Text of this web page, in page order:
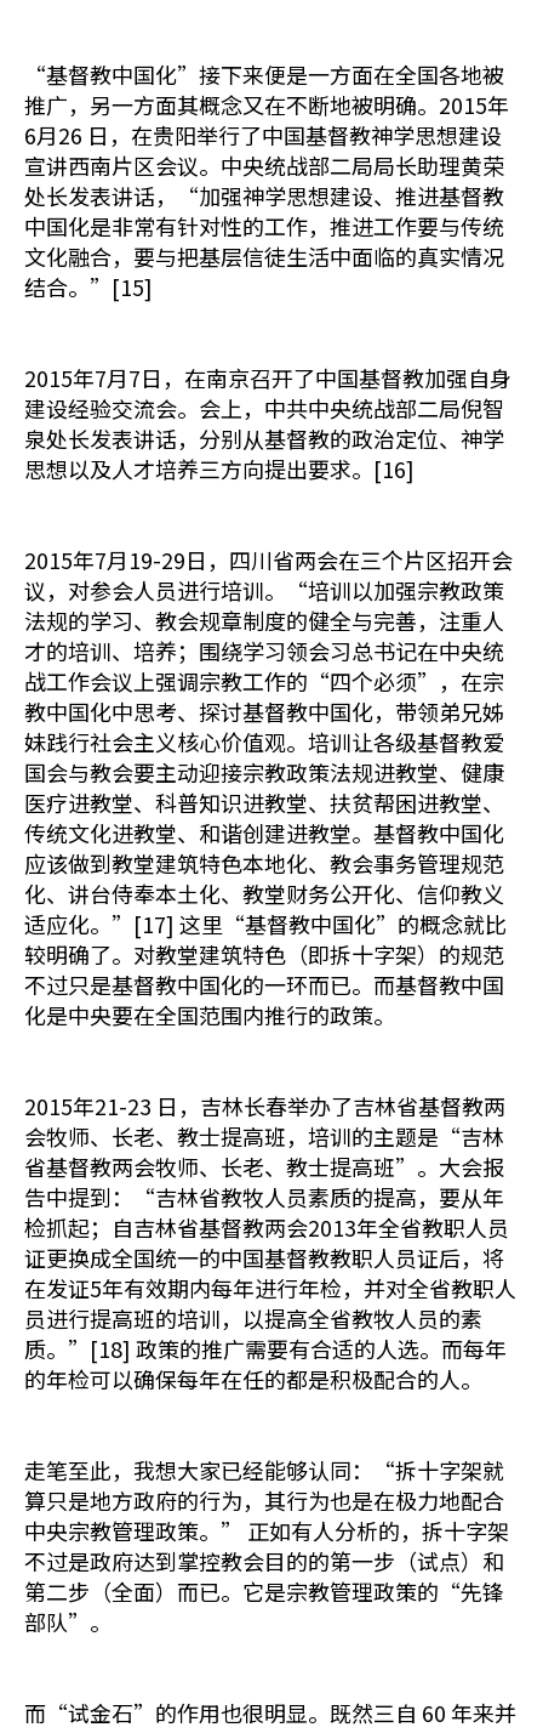
“基督教中国化”接下来便是一方面在全国各地被
推广，另一方面其概念又在不断地被明确。2015年
6月26 日，在贵阳举行了中国基督教神学思想建设
宣讲西南片区会议。中央统战部二局局长助理黄荣
处长发表讲话，“加强神学思想建设、推进基督教
中国化是非常有针对性的工作，推进工作要与传统
文化融合，要与把基层信徒生活中面临的真实情况
结合。”[15]
2015年7月7日，在南京召开了中国基督教加强自身
建设经验交流会。会上，中共中央统战部二局倪智
泉处长发表讲话，分别从基督教的政治定位、神学
思想以及人才培养三方向提出要求。[16]
2015年7月19-29日，四川省两会在三个片区招开会
议，对参会人员进行培训。“培训以加强宗教政策
法规的学习、教会规章制度的健全与完善，注重人
才的培训、培养；围绕学习领会习总书记在中央统
战工作会议上强调宗教工作的“四个必须”，在宗
教中国化中思考、探讨基督教中国化，带领弟兄姊
妹践行社会主义核心价值观。培训让各级基督教爱
国会与教会要主动迎接宗教政策法规进教堂、健康
医疗进教堂、科普知识进教堂、扶贫帮困进教堂、
传统文化进教堂、和谐创建进教堂。基督教中国化
应该做到教堂建筑特色本地化、教会事务管理规范
化、讲台侍奉本土化、教堂财务公开化、信仰教义
适应化。”[17] 这里“基督教中国化”的概念就比
较明确了。对教堂建筑特色（即拆十字架）的规范
不过只是基督教中国化的一环而已。而基督教中国
化是中央要在全国范围内推行的政策。
2015年21-23 日，吉林长春举办了吉林省基督教两
会牧师、长老、教士提高班，培训的主题是“吉林
省基督教两会牧师、长老、教士提高班”。大会报
告中提到：“吉林省教牧人员素质的提高，要从年
检抓起；自吉林省基督教两会2013年全省教职人员
证更换成全国统一的中国基督教教职人员证后，将
在发证5年有效期内每年进行年检，并对全省教职人
员进行提高班的培训，以提高全省教牧人员的素
质。”[18] 政策的推广需要有合适的人选。而每年
的年检可以确保每年在任的都是积极配合的人。
走笔至此，我想大家已经能够认同：“拆十字架就
算只是地方政府的行为，其行为也是在极力地配合
中央宗教管理政策。” 正如有人分析的，拆十字架
不过是政府达到掌控教会目的的第一步（试点）和
第二步（全面）而已。它是宗教管理政策的“先锋
部队”。
而“试金石”的作用也很明显。既然三自 60 年来并